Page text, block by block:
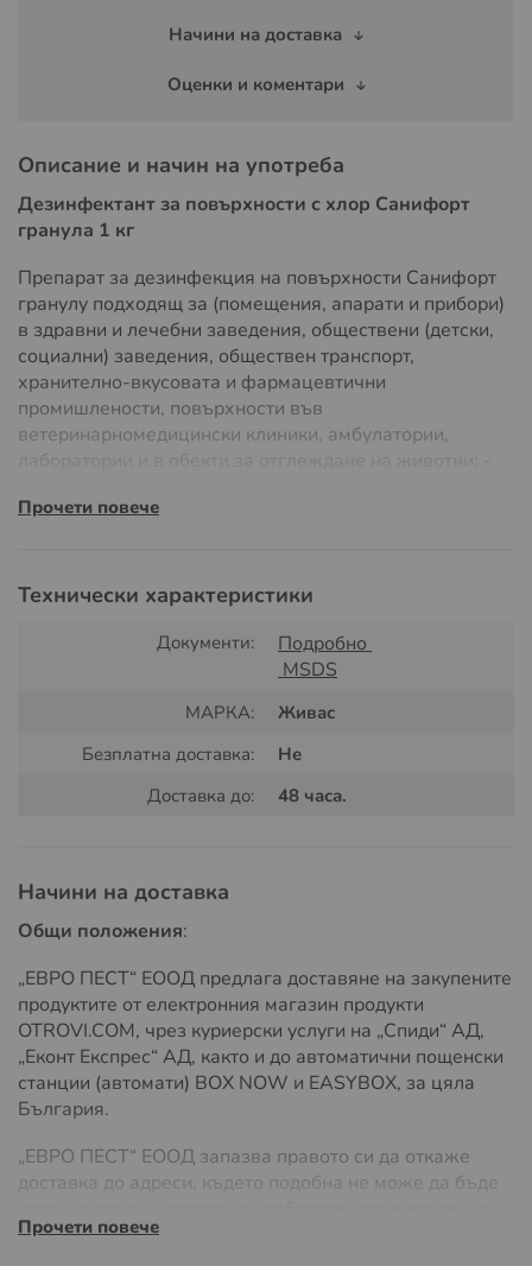
Начини на доставка
Оценки и коментари
Описание и начин на употреба
Дезинфектант за повърхности с хлор Санифорт
гранула 1 кг
Препарат за дезинфекция на повърхности Санифорт
гранулу подходящ за (помещения, апарати и прибори)
в здравни и лечебни заведения, обществени (детски,
социални) заведения, обществен транспорт,
хранително-вкусовата и фармацевтични
промишлености, повърхности във
ветеринарномедицински клиники, амбулатории,
работно облекло, кърпи и други) в здравни и лечебни
обществено предназначение; - Дезинфекция на
посуда в здравни и лечебни заведения; -
Дезинфекция на стъклен амбалаж в обекти за
оборудване (мивки, вани, тоалетни чинии и др.) в
здравни и лечебни заведения; - Дезинфекция на кръв,
дезинфекзионни бариери при локални инфекциозни
Активните вещества :
Натриев дихлоризоцианурат (дихидрат):
Гранулат: мин. 99g /100 g, Активен хлор: мин. 56 %
Ефервесцентни таблети: всяка таблетка отделя
активен хлор мин. 1.40 g
ВИД НА БИОЦИДНИЯ ПРЕПАРАТ:
Гранули или ефервесцентни таблети - Цвят – бял -
Мирис – специфичен на хлор. - рН на разтвор (1%) –
5,5- 7,0 - Готовият разтвор o отделя слаба,
употреба не оставя неприятен мирис, има избелващ
Прочети повече
Технически характеристики
Документи:
Подробно
MSDS
МАРКА:
Живас
Безплатна доставка:
Не
Доставка до:
48 часа.
Начини на доставка
Общи положения:
„ЕВРО ПЕСТ“ ЕООД предлага доставяне на закупените
продуктите от електронния магазин продукти
OTROVI.COM, чрез куриерски услуги на „Спиди“ АД,
„Еконт Експрес“ АД, както и до автоматични пощенски
станции (автомати) BOX NOW и EASYBOX, за цяла
България.
„ЕВРО ПЕСТ“ ЕООД запазва правото си да откаже
доставка до адреси, където подобна не може да бъде
ако разходите на доставка значително надвишават
Прочети повече